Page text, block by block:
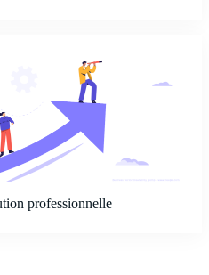
professionnelle